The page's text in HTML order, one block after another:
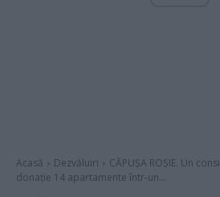
Acasă Dezvăluiri
CĂPUȘA ROȘIE. Un
donație 14 apartamente într-un...